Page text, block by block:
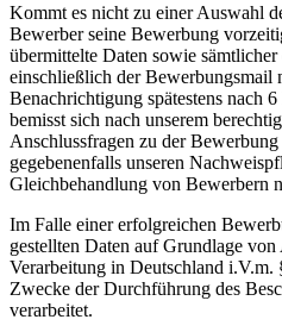
Kommt es nicht zu einer Auswahl
Bewerber seine Bewerbung
übermittelte Daten sowie
einschließlich der Bewerbungsmail
Benachrichtigung spätestens nach
bemisst sich nach unserem
Anschlussfragen zu der
gegebenenfalls unseren
Gleichbehandlung von Bewerbern
Im Falle einer erfolgreichen
gestellten Daten auf Grundlage
Verarbeitung in Deutschland
Zwecke der Durchführung des
verarbeitet.